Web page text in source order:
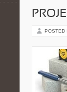
POSTED